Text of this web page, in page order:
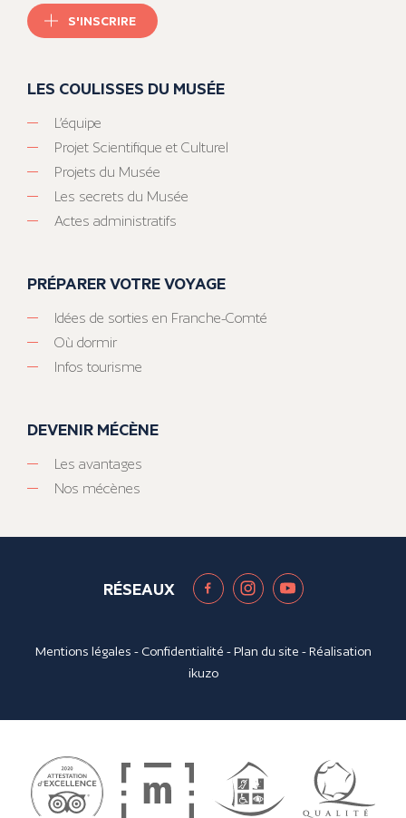
S'INSCRIRE
LES COULISSES DU MUSÉE
L’équipe
Projet Scientifique et Culturel
Projets du Musée
Les secrets du Musée
Actes administratifs
PRÉPARER VOTRE VOYAGE
Idées de sorties en Franche-Comté
Où dormir
Infos tourisme
DEVENIR MÉCÈNE
Les avantages
Nos mécènes
RÉSEAUX
Mentions légales - Confidentialité -Plan du site - Réalisation
ikuzo